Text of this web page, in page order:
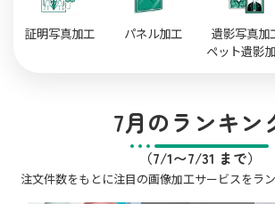
証明写真加工 パネル加工
遺影写真加
ペット遺影
7月のランキン
（7/1〜7/31 まで）
注文件数をもとに注目の画像加工サービスをラ